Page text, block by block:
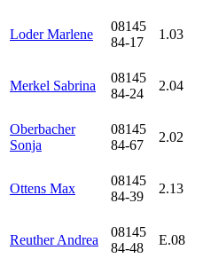
Loder Marlene
08145
84-17
1.03
Merkel Sabrina
08145
84-24
2.04
Oberbacher
Sonja
08145
84-67
2.02
Ottens Max
08145
84-39
2.13
Reuther Andrea
08145
84-48
E.08